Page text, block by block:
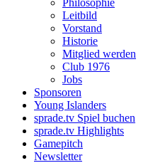
Philosophie
Leitbild
Vorstand
Historie
Mitglied werden
Club 1976
Jobs
Sponsoren
Young Islanders
sprade.tv Spiel buchen
sprade.tv Highlights
Gamepitch
Newsletter